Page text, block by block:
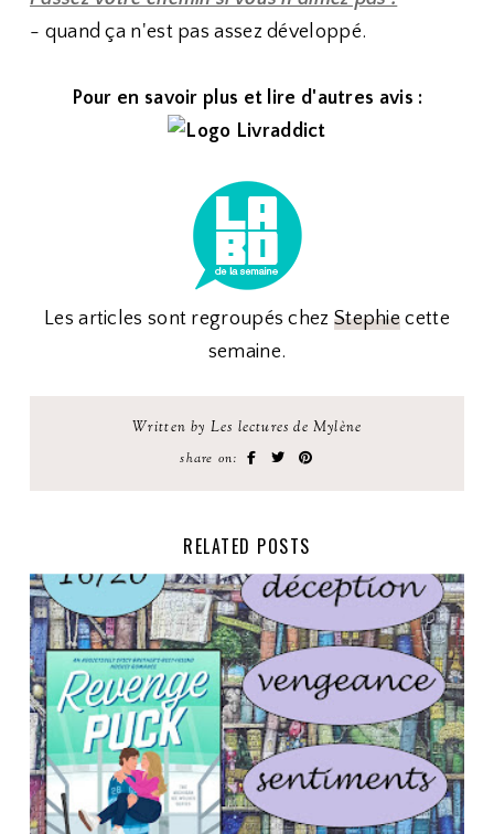
- quand ça n'est pas assez développé.
Pour en savoir plus et lire d'autres avis :
Les articles sont regroupés chez Stephie cette
semaine.
Written by Les lectures de Mylène
share on:
RELATED POSTS